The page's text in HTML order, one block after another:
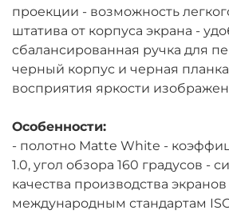
проекции - возможность
штатива от корпуса экрана -
сбалансированная ручка для
черный корпус и черная
восприятия яркости
Особенности:
- полотно Matte White -
1.0, угол обзора 160 градусов -
качества производства экранов
международным стандартам